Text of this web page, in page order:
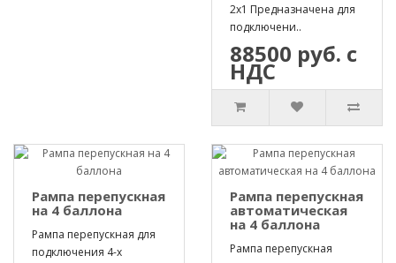
2х1 Предназначена для
подключени..
88500 руб. с
НДС
Рампа перепускная
на 4 баллона
Рампа перепускная для
подключения 4-х
Рампа перепускная
автоматическая
на 4 баллона
Рампа перепускная